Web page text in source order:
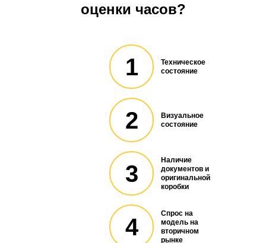
оценки часов?
1
Техническое
состояние
2
Визуальное
состояние
3
Наличие
документов и
оригинальной
коробки
4
Спрос на
модель на
вторичном
рынке